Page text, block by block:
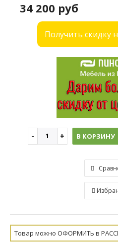
34 200 руб
Получить скидку
В КОРЗИНУ
Товар можно ОФОРМИТЬ в